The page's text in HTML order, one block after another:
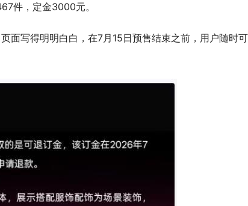
件，定金3000元。
面写得明明白白，在7月15日预售结束之前，用户随时